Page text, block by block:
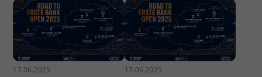
17.06.2025 17.06.2025